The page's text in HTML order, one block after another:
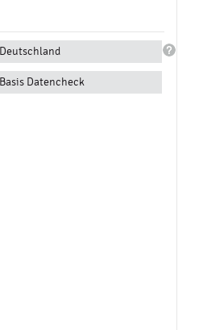
Deutschland
Basis Datencheck